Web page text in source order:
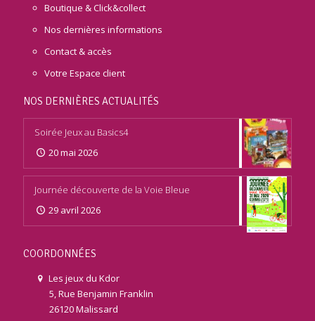
Boutique & Click&collect
Nos dernières informations
Contact & accès
Votre Espace client
NOS DERNIÈRES ACTUALITÉS
Soirée Jeux au Basics4
20 mai 2026
Journée découverte de la Voie Bleue
29 avril 2026
COORDONNÉES
Les jeux du Kdor
5, Rue Benjamin Franklin
26120 Malissard